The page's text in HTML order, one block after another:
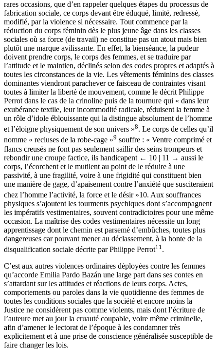
rares occasions, que d’en rappeler quelques étapes du processus de
fabrication sociale, ce corps devant être éduqué, limité, redressé,
modifié, par la violence si nécessaire. Tout commence par la
réduction du corps féminin dès le plus jeune âge dans les classes
sociales où sa force (de travail) ne constitue pas un atout mais bien
plutôt une marque avilissante. En effet, la bienséance, la pudeur
doivent prendre corps, le corps des femmes, et se traduire par
l’attitude et le maintien, déclinés selon des codes propres et adaptés à
toutes les circonstances de la vie. Les vêtements féminins des classes
dominantes viendront parachever ce faisceau de contraintes visant
toutes à limiter la liberté de mouvement, comme le décrit Philippe
Perrot dans le cas de la crinoline puis de la tournure qui « dans leur
exubérance textile, leur incommodité radicale, réduisent la femme à
un rôle d’idole éblouissante qui la distingue absolument de l’homme
et l’éloigne physiquement de son univers »8. Le corps de celles qu’il
nomme « recluses de la robe-cage »9 souffre : « Ventre comprimé et
flancs creusés ne font pas seulement saillir des seins trompeurs et
rebondir une croupe factice, ils handicapent ← 10 | 11 → aussi le
corps, l’écorchent et le mutilent au point de le réduire à une
passivité, à une fragilité, voire à une frigidité qui constituent bien
une manière de gage, d’apaisement contre l’anxiété que susciteraient
chez l’homme l’activité, la force et le désir »10. Aux souffrances
physiques s’ajoutent les tourments psychiques dont s’accompagnent
les impératifs vestimentaires, souvent contradictoires pour une même
occasion. La maîtrise des codes vestimentaires nécessite un long
apprentissage dont le chemin est parsemé d’embûches, toutes plus
dangereuses car pouvant mener au déclassement, à la honte de la
disqualification sociale décrite par Philippe Perrot11 .
C’est aux autres violences ordinaires déployées contre les femmes
qu’accorde Emilia Pardo Bazán une large part dans ses contes en
s’attardant sur les attitudes et réactions de leurs corps. Actes,
comportements ou paroles dans la vie quotidienne des femmes de
toutes les conditions sociales que la société et encore moins la
Justice ne considèrent pas comme violents, mais dont l’écriture de
l’auteure met au jour la cruauté coupable, voire même criminelle,
afin d’amener le lectorat de l’époque à les condamner très
explicitement et à une prise de conscience généralisée susceptible de
faire changer les lois.